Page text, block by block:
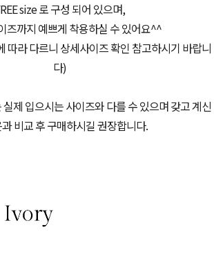
size 로 구성 되어 있으며,
즈까지 예쁘게 착용하실 수 있어요^^
따라 다르니 상세사이즈 확인 참고하시기 바랍니
다)
제 입으시는 사이즈와 다를 수 있으며 갖고 계신
비교 후 구매하시길 권장합니다.